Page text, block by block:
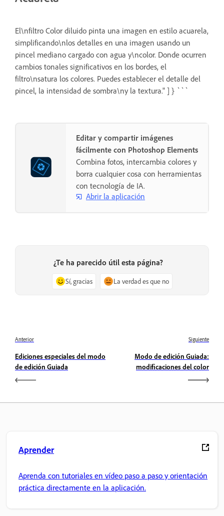
El\nfiltro Color diluido pinta una imagen en estilo acuarela,
simplificando\nlos detalles en una imagen usando un
pincel mediano cargado con agua y\ncolor. Donde ocurren
cambios tonales significativos en los bordes, el
filtro\nsatura los colores. Puedes establecer el detalle del
pincel, la intensidad de sombra\ny la textura." ] } ```
Editar y compartir imágenes
fácilmente con Photoshop Elements
Combina fotos, intercambia colores y
borra cualquier cosa con herramientas
con tecnología de IA.
Abrir la aplicación
¿Te ha parecido útil esta página?
Sí, gracias La verdad es que no
Anterior
Ediciones especiales del modo
de edición Guiada
Siguiente
Modo de edición Guiada:
modificaciones del color
Aprender
Aprenda con tutoriales en vídeo paso a paso y orientación
práctica directamente en la aplicación.